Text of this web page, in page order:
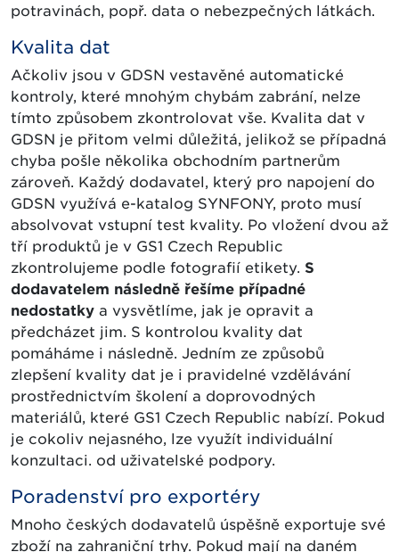
potravinách, popř. data o nebezpečných látkách.
Kvalita dat
Ačkoliv jsou v GDSN vestavěné automatické
kontroly, které mnohým chybám zabrání, nelze
tímto způsobem zkontrolovat vše. Kvalita dat v
GDSN je přitom velmi důležitá, jelikož se případná
chyba pošle několika obchodním partnerům
zároveň. Každý dodavatel, který pro napojení do
GDSN využívá e-katalog SYNFONY, proto musí
absolvovat vstupní test kvality. Po vložení dvou až
tří produktů je v GS1 Czech Republic
zkontrolujeme podle fotografií etikety. S
dodavatelem následně řešíme případné
nedostatky a vysvětlíme, jak je opravit a
předcházet jim. S kontrolou kvality dat
pomáháme i následně. Jedním ze způsobů
zlepšení kvality dat je i pravidelné vzdělávání
prostřednictvím školení a doprovodných
materiálů, které GS1 Czech Republic nabízí. Pokud
je cokoliv nejasného, lze využít individuální
konzultaci. od uživatelské podpory.
Poradenství pro exportéry
Mnoho českých dodavatelů úspěšně exportuje své
zboží na zahraniční trhy. Pokud mají na daném